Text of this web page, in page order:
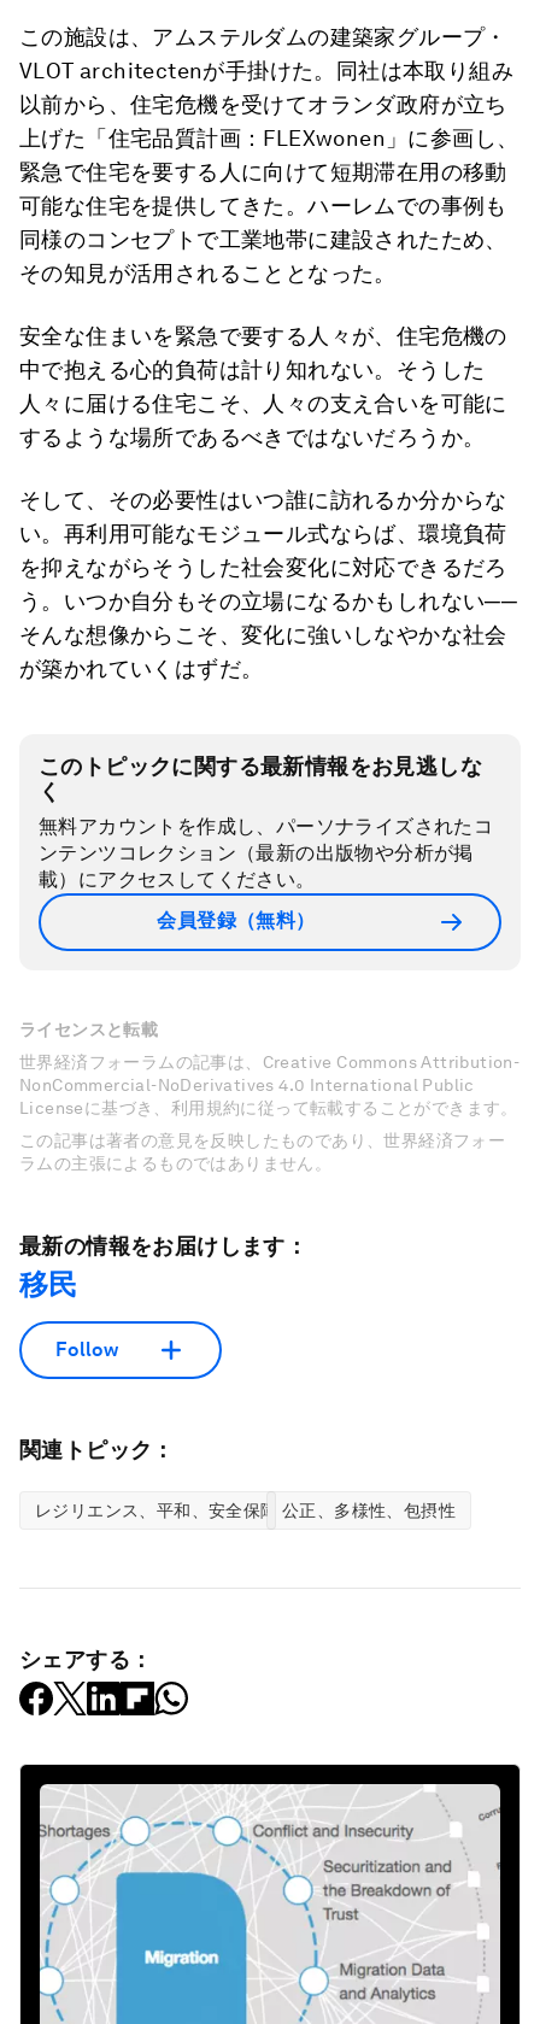
この施設は、アムステルダムの建築家グループ・
VLOT architectenが手掛けた。同社は本取り組み
以前から、住宅危機を受けてオランダ政府が立ち
上げた「住宅品質計画：FLEXwonen」に参画し、
緊急で住宅を要する人に向けて短期滞在用の移動
可能な住宅を提供してきた。ハーレムでの事例も
同様のコンセプトで工業地帯に建設されたため、
その知見が活用されることとなった。
安全な住まいを緊急で要する人々が、住宅危機の
中で抱える心的負荷は計り知れない。そうした
人々に届ける住宅こそ、人々の支え合いを可能に
するような場所であるべきではないだろうか。
そして、その必要性はいつ誰に訪れるか分からな
い。再利用可能なモジュール式ならば、環境負荷
を抑えながらそうした社会変化に対応できるだろ
う。いつか自分もその立場になるかもしれない──
そんな想像からこそ、変化に強いしなやかな社会
が築かれていくはずだ。
このトピックに関する最新情報をお見逃しな
く
無料アカウントを作成し、パーソナライズされたコ
ンテンツコレクション（最新の出版物や分析が掲
載）にアクセスしてください。
会員登録（無料）
ライセンスと転載
世界経済フォーラムの記事は、Creative Commons Attribution-
NonCommercial-NoDerivatives 4.0 International Public
Licenseに基づき、利用規約に従って転載することができます。
この記事は著者の意見を反映したものであり、世界経済フォー
ラムの主張によるものではありません。
最新の情報をお届けします：
移民
Follow
関連トピック：
レジリエンス、平和、安全保障 公正、多様性、包摂性
シェアする：